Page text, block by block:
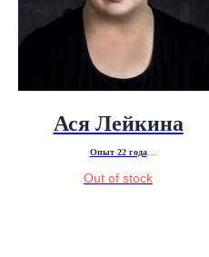
Ася Лейкина
Опыт 22 года
психоаналитическая психотерапия,
Out of stock